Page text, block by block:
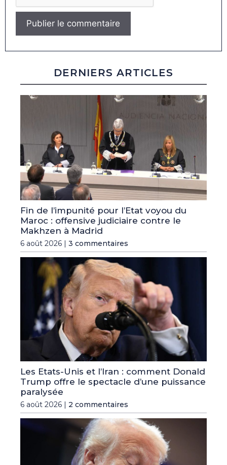
DERNIERS ARTICLES
Fin de l’impunité pour l’Etat voyou du
Maroc : offensive judiciaire contre le
Makhzen à Madrid
6 août 2026 | 3 commentaires
Les Etats-Unis et l’Iran : comment Donald
Trump offre le spectacle d’une puissance
paralysée
6 août 2026 | 2 commentaires